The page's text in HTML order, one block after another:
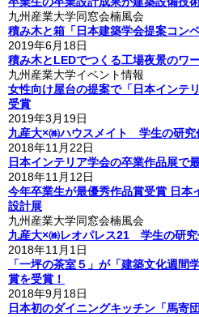
九州産業大学同窓会楠風会
積み木と箱「日本建築学会提案コン
2019年6月18日
積み木とLEDでつくる工場夜景のワ
九州産業大学イベント情報
女性向け屋台の提案で「日本インテ
受賞
2019年3月19日
九産大×㈱ハウスメイト 学生の研究
2018年11月22日
日本インテリア学会の卒業作品展で
2018年11月12日
今年卒業生が最優秀作品賞受賞 日本
設計展
九州産業大学同窓会楠風会
九産大×㈱レオパレス21 学生の研究
2018年11月1日
「一坪の茶室５」が「建築文化週間
賞を受賞！
2018年9月18日
日本初のダイニングキッチン「馬寄